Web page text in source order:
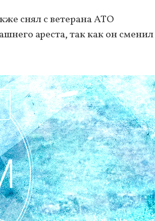
снял с ветерана АТО
ареста, так как он сменил